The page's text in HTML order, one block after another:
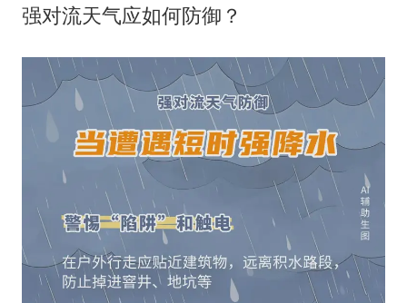
强对流天气应如何防御？